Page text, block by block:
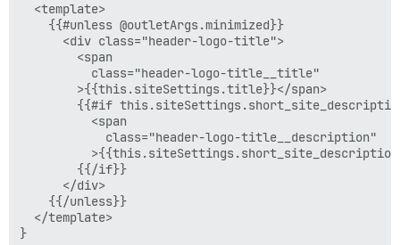
  <template>
    {{#unless @outletArgs.minimized}}
      <div class="header-logo-title">
        <span
          class="header-logo-title__title"
        >{{this.siteSettings.title}}</span>
{{#if
          <span
            class="header-logo-title__description"
        {{/if}}
      </div>
    {{/unless}}
  </template>